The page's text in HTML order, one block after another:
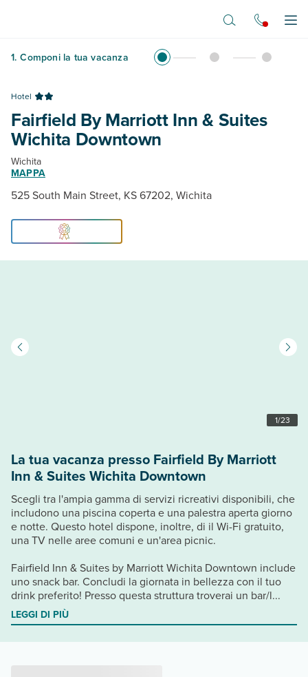
1. Componi la tua vacanza
Hotel
Fairfield By Marriott Inn & Suites
Wichita Downtown
Wichita
MAPPA
525 South Main Street, KS 67202, Wichita
1/23
La tua vacanza presso Fairfield By Marriott
Inn & Suites Wichita Downtown
Scegli tra l'ampia gamma di servizi ricreativi disponibili, che
includono una piscina coperta e una palestra aperta giorno
e notte. Questo hotel dispone, inoltre, di il Wi-Fi gratuito,
una TV nelle aree comuni e un'area picnic.
Fairfield Inn & Suites by Marriott Wichita Downtown include
uno snack bar. Concludi la giornata in bellezza con il tuo
drink preferito! Presso questa struttura troverai un bar/l...
LEGGI DI PIÙ